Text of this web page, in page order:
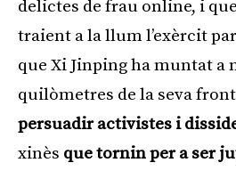
delictes de frau online, i
traient a la llum l’exèrcit
que Xi Jinping ha muntat a
quilòmetres de la seva
persuadir activistes i
xinès que tornin per a ser